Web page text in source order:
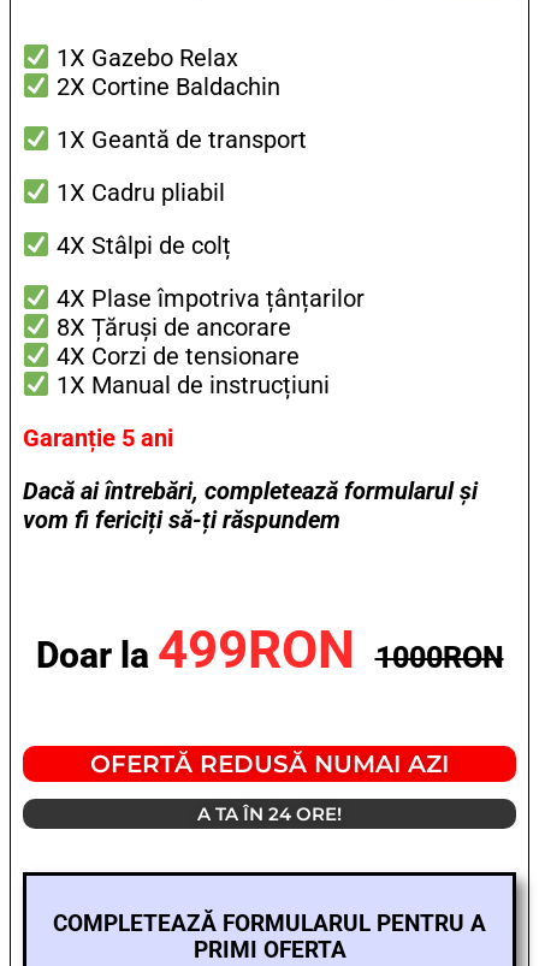
1X Gazebo Relax
2X Cortine Baldachin
1X Geantă de transport
1X Cadru pliabil
4X Stâlpi de colț
4X Plase împotriva țânțarilor
8X Țăruși de ancorare
4X Corzi de tensionare
1X Manual de instrucțiuni
Garanție 5 ani
Dacă ai întrebări, completează formularul și
vom fi fericiți să-ți răspundem
Doar la 499RON 1000RON
OFERTĂ REDUSĂ NUMAI AZI
A TA ÎN 24 ORE!
COMPLETEAZĂ FORMULARUL PENTRU A
PRIMI OFERTA